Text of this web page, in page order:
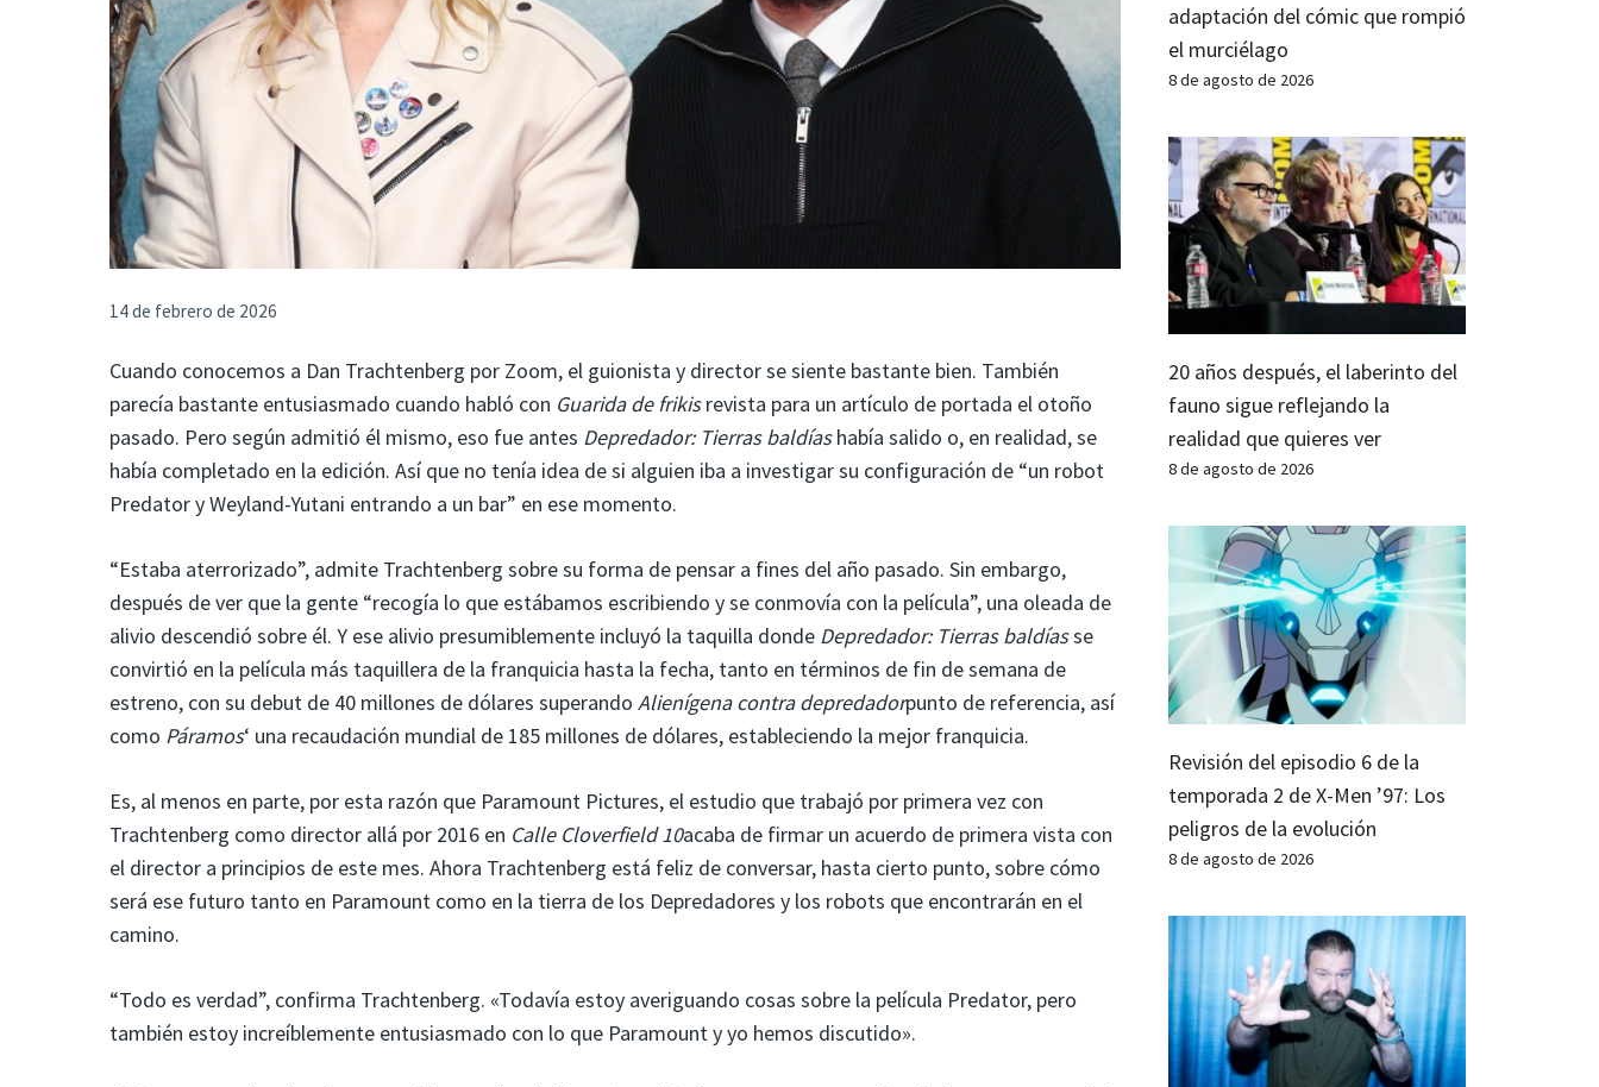
14 de febrero de 2026
Cuando conocemos a Dan Trachtenberg por Zoom, el guionista y director se siente bastante bien. También
parecía bastante entusiasmado cuando habló con Guarida de frikisrevista para un artículo de portada el otoño
pasado. Pero según admitió él mismo, eso fue antes Depredador: Tierras baldíashabía salido o, en realidad, se
había completado en la edición. Así que no tenía idea de si alguien iba a investigar su configuración de “un robot
Predator y Weyland-Yutani entrando a un bar” en ese momento.
“Estaba aterrorizado”, admite Trachtenberg sobre su forma de pensar a fines del año pasado. Sin embargo,
después de ver que la gente “recogía lo que estábamos escribiendo y se conmovía con la película”, una oleada de
alivio descendió sobre él. Y ese alivio presumiblemente incluyó la taquilla donde Depredador: Tierras baldíasse
convirtió en la película más taquillera de la franquicia hasta la fecha, tanto en términos de fin de semana de
estreno, con su debut de 40 millones de dólares superando Alienígena contra depredadorpunto de referencia, así
como Páramos‘ una recaudación mundial de 185 millones de dólares, estableciendo la mejor franquicia.
Es, al menos en parte, por esta razón que Paramount Pictures, el estudio que trabajó por primera vez con
Trachtenberg como director allá por 2016 en Calle Cloverfield 10acaba de firmar un acuerdo de primera vista con
el director a principios de este mes. Ahora Trachtenberg está feliz de conversar, hasta cierto punto, sobre cómo
será ese futuro tanto en Paramount como en la tierra de los Depredadores y los robots que encontrarán en el
camino.
“Todo es verdad”, confirma Trachtenberg. «Todavía estoy averiguando cosas sobre la película Predator, pero
también estoy increíblemente entusiasmado con lo que Paramount y yo hemos discutido».
adaptación del cómic que rompió
el murciélago
8 de agosto de 2026
20 años después, el laberinto del
fauno sigue reflejando la
realidad que quieres ver
8 de agosto de 2026
Revisión del episodio 6 de la
temporada 2 de X-Men ’97: Los
peligros de la evolución
8 de agosto de 2026